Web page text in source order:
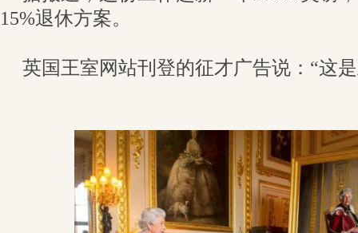
15%退休方案。
英国王室网站刊登的征才广告说：“这